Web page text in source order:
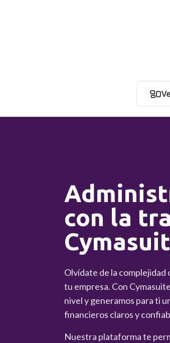
con la
Olvídate de la
tu empresa. Con
nivel y generamos para ti
financieros claros y
Nuestra plataforma te